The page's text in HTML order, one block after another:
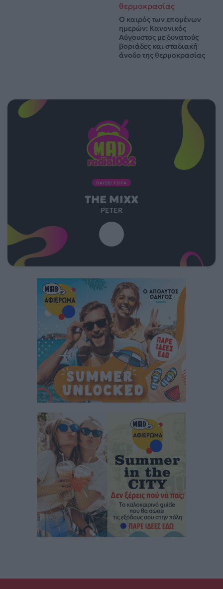
Ο καιρός των επομένων
ημερών: Κανονικός
Αύγουστος με δυνατούς
βοριάδες και σταδιακή
άνοδο της θερμοκρασίας
ΠΑΙΖΕΙ ΤΩΡΑ
THE MIXX
PETER